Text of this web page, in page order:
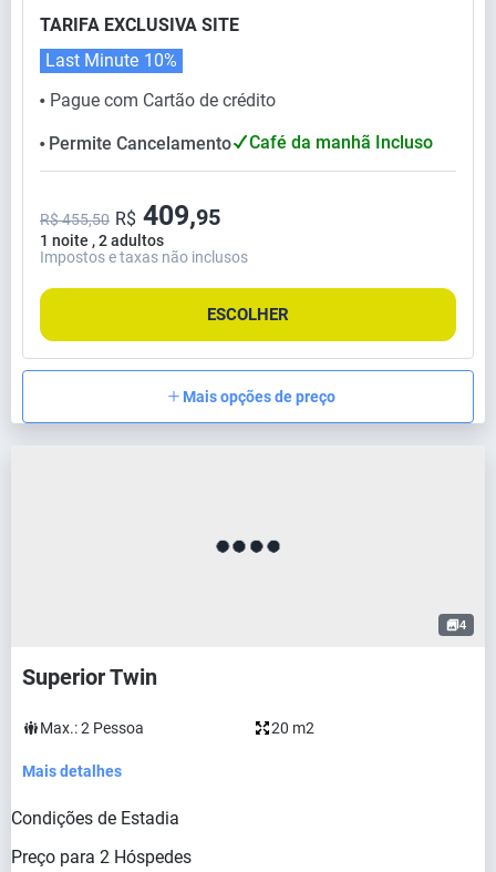
TARIFA EXCLUSIVA SITE
⬤ Pague com Cartão de crédito
Last Minute 10%
⬤ Permite Cancelamento Café da manhã Incluso
1 noite , 2 adultos
R$ 455,50 R$ 409,95
Impostos e taxas não inclusos
ESCOLHER
Mais opções de preço
4
Superior Twin
Max.:2 Pessoa 20 m2
Mais detalhes
Condições de Estadia
Preço para 2 Hóspedes